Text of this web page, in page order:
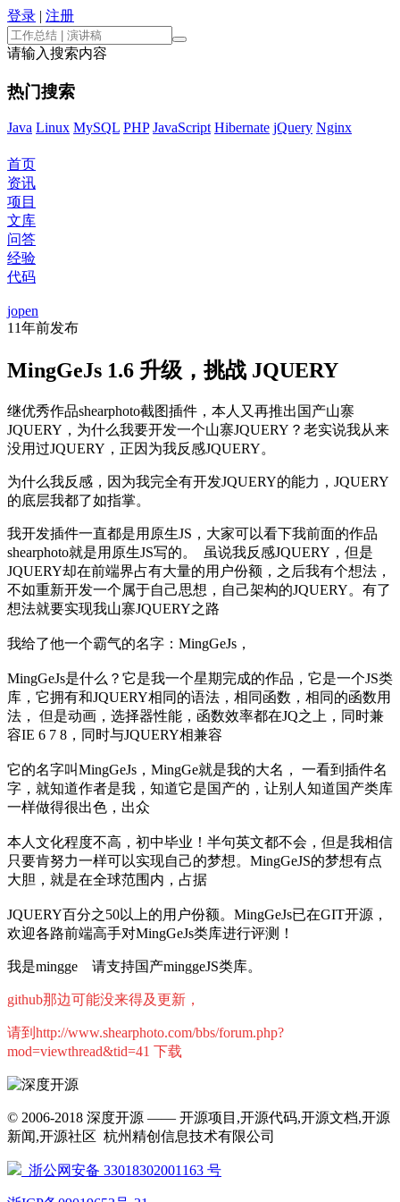
登录 | 注册
请输入搜索内容
热门搜索
Java Linux MySQL PHP JavaScript Hibernate jQuery Nginx
首页
资讯
项目
文库
问答
经验
代码
jopen
11年前发布
MingGeJs 1.6 升级，挑战 JQUERY
继优秀作品shearphoto截图插件，本人又再推出国产山寨
JQUERY，为什么我要开发一个山寨JQUERY？老实说我从来
没用过JQUERY，正因为我反感JQUERY。
为什么我反感，因为我完全有开发JQUERY的能力，JQUERY
的底层我都了如指掌。
我开发插件一直都是用原生JS，大家可以看下我前面的作品
shearphoto就是用原生JS写的。 虽说我反感JQUERY，但是
JQUERY却在前端界占有大量的用户份额，之后我有个想法，
不如重新开发一个属于自己思想，自己架构的JQUERY。有了
想法就要实现我山寨JQUERY之路
我给了他一个霸气的名字：MingGeJs，
MingGeJs是什么？它是我一个星期完成的作品，它是一个JS类
库，它拥有和JQUERY相同的语法，相同函数，相同的函数用
法， 但是动画，选择器性能，函数效率都在JQ之上，同时兼
容IE 6 7 8，同时与JQUERY相兼容
它的名字叫MingGeJs，MingGe就是我的大名， 一看到插件名
字，就知道作者是我，知道它是国产的，让别人知道国产类库
一样做得很出色，出众
本人文化程度不高，初中毕业！半句英文都不会，但是我相信
只要肯努力一样可以实现自己的梦想。MingGeJS的梦想有点
大胆，就是在全球范围内，占据
JQUERY百分之50以上的用户份额。MingGeJs已在GIT开源，
欢迎各路前端高手对MingGeJs类库进行评测！
我是mingge 请支持国产minggeJS类库。
github那边可能没来得及更新，
请到 http://www.shearphoto.com/bbs/forum.php?
mod=viewthread&tid=41 下载
© 2006-2018 深度开源 —— 开源项目,开源代码,开源文档,开源
新闻,开源社区 杭州精创信息技术有限公司
浙公网安备 33018302001163 号